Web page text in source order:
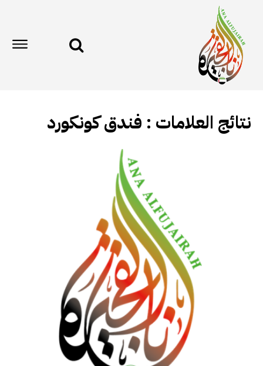
نتائج العلامات : فندق كونكورد